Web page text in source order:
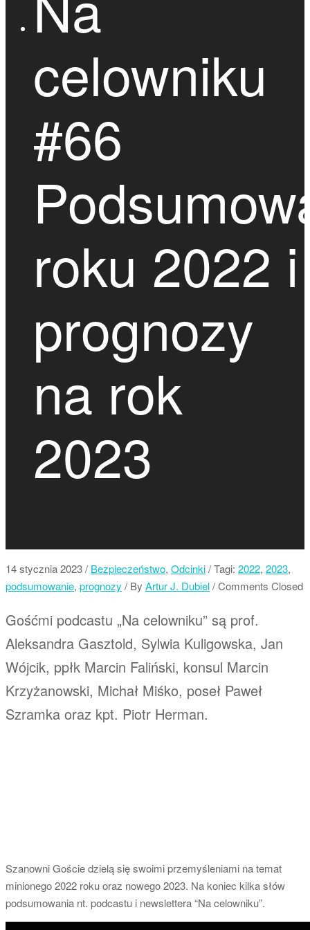
celowniku
#66
roku 2022 i
prognozy
na rok
2023
14 stycznia 2023/ Bezpieczeństwo, Odcinki/ Tagi: 2022, 2023,
podsumowanie, prognozy / By Artur J. Dubiel/ Comments Closed
Gośćmi podcastu „Na celowniku” są prof.
Aleksandra Gasztold, Sylwia Kuligowska, Jan
Wójcik, ppłk Marcin Faliński, konsul Marcin
Krzyżanowski, Michał Miśko, poseł Paweł
Szramka oraz kpt. Piotr Herman.
Szanowni Goście dzielą się swoimi przemyśleniami na temat
minionego 2022 roku oraz nowego 2023. Na koniec kilka słów
podsumowania nt. podcastu i newslettera “Na celowniku”.